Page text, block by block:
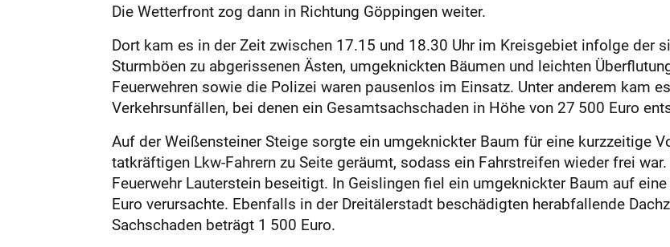
Die Wetterfront zog dann in Richtung Göppingen weiter.
Dort kam es in der Zeit zwischen 17.15 und 18.30 Uhr im Kreisgebiet infolge der
Sturmböen zu abgerissenen Ästen, umgeknickten Bäumen und leichten
Feuerwehren sowie die Polizei waren pausenlos im Einsatz. Unter anderem kam
Verkehrsunfällen, bei denen ein Gesamtsachschaden in Höhe von 27 500 Euro
Auf der Weißensteiner Steige sorgte ein umgeknickter Baum für eine kurzzeitige
tatkräftigen Lkw-Fahrern zu Seite geräumt, sodass ein Fahrstreifen wieder frei
Feuerwehr Lauterstein ­beseitigt. In Geislingen fiel ein um­geknickter Baum auf
Euro verursachte. Ebenfalls in der Drei­tälerstadt beschädigten herabfallende
Sachschaden beträgt 1 500 Euro.